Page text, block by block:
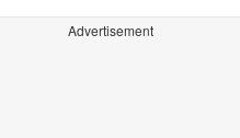
Advertisement